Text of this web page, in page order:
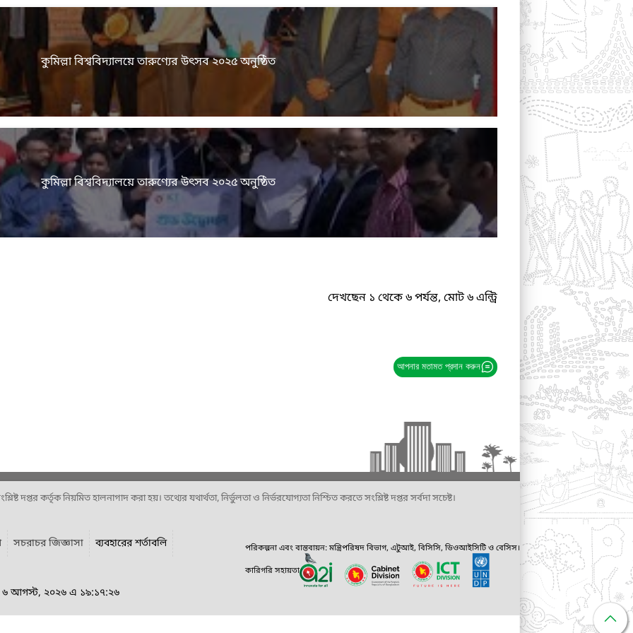
কুমিল্লা বিশ্ববিদ্যালয়ে তারুণ্যের উৎসব ২০২৫ অনুষ্ঠিত
কুমিল্লা বিশ্ববিদ্যালয়ে তারুণ্যের উৎসব ২০২৫ অনুষ্ঠিত
দেখছেন ১ থেকে ৬ পর্যন্ত, মোট ৬ এন্ট্রি
আপনার মতামত প্রদান করুন
দপ্তর কর্তৃক নিয়মিত হালনাগাদ করা হয়। তথ্যের যথার্থতা, নির্ভুলতা ও নির্ভরযোগ্যতা নিশ্চিত করতে সংশ্লিষ্ট দপ্তর সর্বদা সচেষ্ট।
সচরাচর জিজ্ঞাসা ব্যবহারের শর্তাবলি
৬ আগস্ট, ২০২৬ এ ১৯:১৭:২৬
পরিকল্পনা এবং বাস্তবায়ন: মন্ত্রিপরিষদ বিভাগ, এটুআই, বিসিসি, ডিওআইসিটি ও বেসিস।
কারিগরি সহায়তা